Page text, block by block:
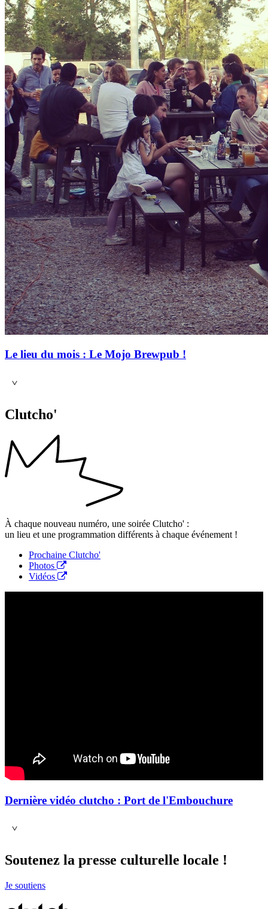
Le lieu du mois : Le Mojo Brewpub !
Clutcho'
À chaque nouveau numéro, une soirée Clutcho' :
un lieu et une programmation différents à chaque événement !
Prochaine Clutcho'
Photos
Vidéos
Dernière vidéo clutcho : Port de l'Embouchure
Soutenez la presse culturelle locale !
Je soutiens